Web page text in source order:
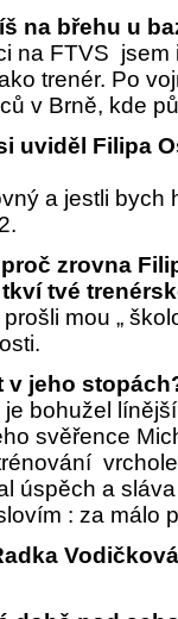
na břehu u
na FTVS
trenér. Po
v Brně, kde
uviděl Filipa
a jestli bych
zrovna
tvé
mou „
v jeho
bohužel
svěřence
úspěch a
: za málo